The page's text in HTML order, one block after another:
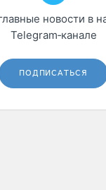
новости в
Telegram‑канале
ПОДПИСАТЬСЯ